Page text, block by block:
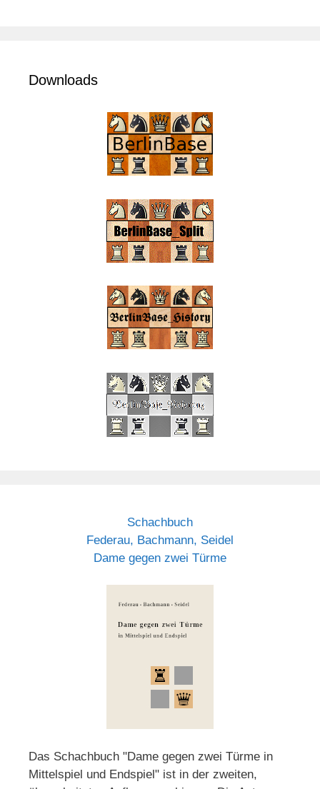
Downloads
Schachbuch
Federau, Bachmann, Seidel
Dame gegen zwei Türme
Das Schachbuch "Dame gegen zwei Türme in
Mittelspiel und Endspiel" ist in der zweiten,